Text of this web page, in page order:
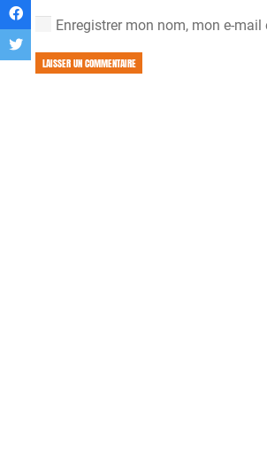
Enregistrer mon nom, mon e-
LAISSER UN COMMENTAIRE